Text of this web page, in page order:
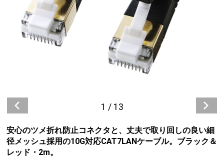
1 / 13
安心のツメ折れ防止コネクタと、丈夫で取り回しの良い細
径メッシュ採用の10G対応CAT7LANケーブル。ブラック＆
レッド・2m。